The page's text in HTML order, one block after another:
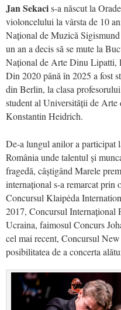
Jan Sekacis-a născut la
violoncelului la vârsta de 10
Național de Muzică
un an a decis să se mute la
Național de Arte Dinu Lipatti,
Din 2020 până în 2025 a fost
din Berlin, la clasa
student al Universității de
Konstantin Heidrich.
De-a lungul anilor a participat
România unde talentul și
fragedă, câștigând Marele
internațional s-a remarcat prin
Concursul Klaipėda
2017, Concursul
Ucraina, faimosul Concurs
cel mai recent, Concursul
posibilitatea de a concerta